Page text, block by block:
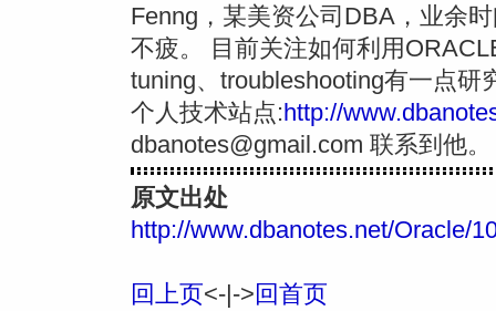
Fenng，某美资公司DBA，业余
不疲。 目前关注如何利用
tuning、troubleshooting有一点研
个人技术站点:http://
dbanotes@gmail.com 联系到他。
原文出处
http://www.dbanotes.net/Oracle/
回上页<-|->回首页